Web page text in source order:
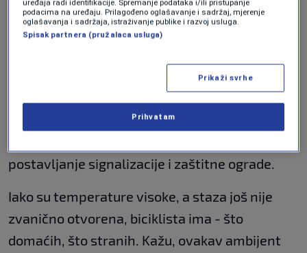
Biciklistička staza Sarajevo - Pale duga je oko
13 kilometara. Kreće od Kozije ćuprije u
željezničke stanice u Palama. Projekat vrijedan
Evropska unija, a radovi su uključivali sanaciju i
postavljanje signalizacije i zaštitne ograde.
Iako su temperature visoke, a staza još nije
zvanično otvorena, biciklista ima - što
domaćih, što stranih. Kažu, ovakav ambijent
uređaja radi identifikacije. Spremanje podataka i/ili pristupanje
podacima na uređaju. Prilagođeno oglašavanje i sadržaj, mjerenje
oglašavanja i sadržaja, istraživanje publike i razvoj usluga.
Spisak partnera (pružalaca usluga)
Prikaži svrhe
Prihvatam